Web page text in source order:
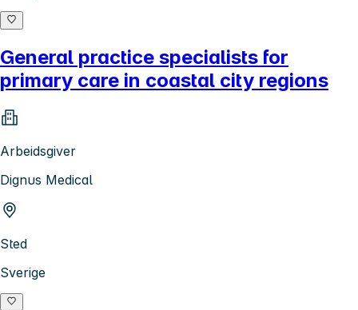
General practice specialists for
primary care in coastal city regions
Arbeidsgiver
Dignus Medical
Sted
Sverige